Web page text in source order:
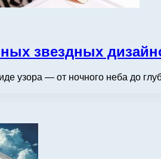
звездных
узора — от ночного неба до